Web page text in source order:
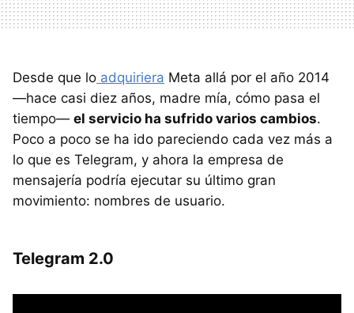
Desde que lo adquiriera Meta allá por el año 2014
—hace casi diez años, madre mía, cómo pasa el
tiempo— el servicio ha sufrido varios cambios.
Poco a poco se ha ido pareciendo cada vez más a
lo que es Telegram, y ahora la empresa de
mensajería podría ejecutar su último gran
movimiento: nombres de usuario.
Telegram 2.0